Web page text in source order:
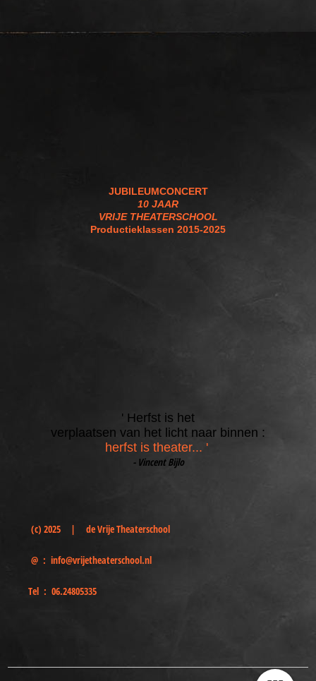
JUBILEUMCONCERT
10 JAAR
VRIJE THEATERSCHOOL
Productieklassen 2015-2025
' Herfst is het
verplaatsen van het licht naar binnen :
herfst is theater... '
- Vincent Bijlo
(c) 2025 | deVrije Theaterschool
@ : info@vrijetheaterschool.nl
Tel : 06.24805335